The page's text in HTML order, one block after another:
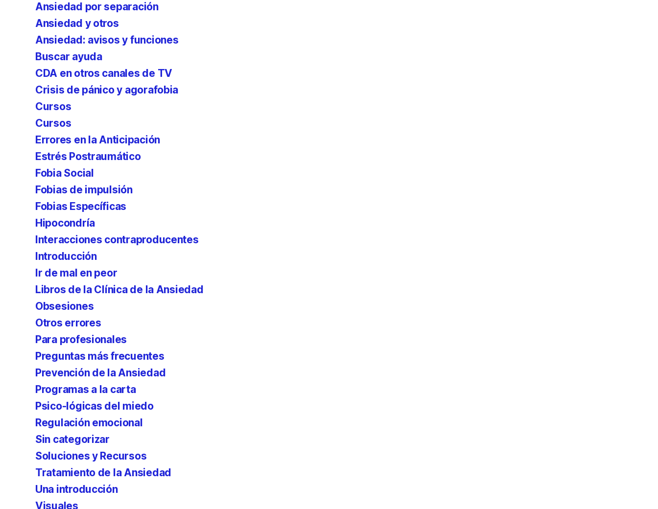
Ansiedad por separación
Ansiedad y otros
Ansiedad: avisos y funciones
Buscar ayuda
CDA en otros canales de TV
Crisis de pánico y agorafobia
Cursos
Cursos
Errores en la Anticipación
Estrés Postraumático
Fobia Social
Fobias de impulsión
Fobias Específicas
Hipocondría
Interacciones contraproducentes
Introducción
Ir de mal en peor
Libros de la Clínica de la Ansiedad
Obsesiones
Otros errores
Para profesionales
Preguntas más frecuentes
Prevención de la Ansiedad
Programas a la carta
Psico-lógicas del miedo
Regulación emocional
Sin categorizar
Soluciones y Recursos
Tratamiento de la Ansiedad
Una introducción
Visuales